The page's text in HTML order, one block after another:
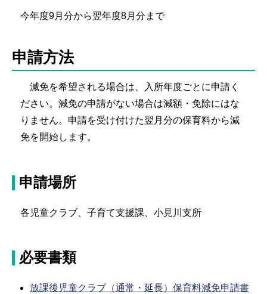
今年度9月分から翌年度8月分まで
申請方法
減免を希望される場合は、入所年度ごとに申請く
ださい。減免の申請がない場合は減額・免除にはな
りません。申請を受け付けた翌月分の保育料から減
免を開始します。
申請場所
各児童クラブ、子育て支援課、小見川支所
必要書類
放課後児童クラブ（通常・延長）保育料減免申請書